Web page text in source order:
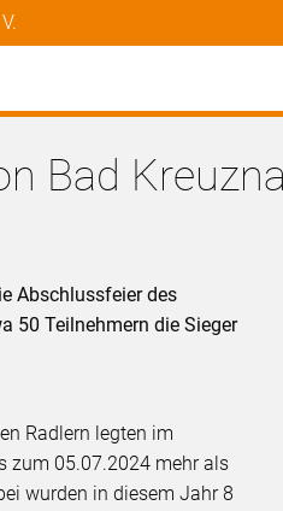
Bad
Abschlussfeier des
50 Teilnehmern die Sieger
Radlern legten im
zum 05.07.2024 mehr als
wurden in diesem Jahr 8